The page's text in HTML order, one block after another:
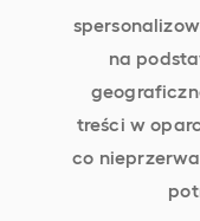
na
treści w
co